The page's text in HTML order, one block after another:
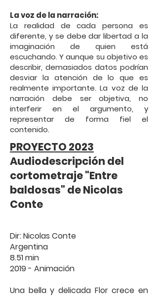
La voz de la narración:
La realidad de cada persona es
diferente, y se debe dar libertad a la
imaginación de quien está
escuchando. Y aunque su objetivo es
describir, demasiados datos podrían
desviar la atención de lo que es
realmente importante. La voz de la
narración debe ser objetiva, no
interferir en el argumento, y
representar de forma fiel el
contenido.
PROYECTO 2023
Audiodescripción del
cortometraje "Entre
baldosas" de Nicolas
Conte
Dir: Nicolas Conte
Argentina
8.51 min
2019 - Animación
Una bella y delicada Flor crece en